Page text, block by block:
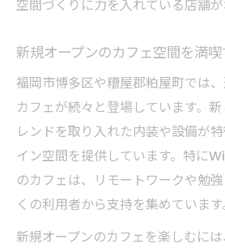
空間づくりに力を入れている店舗が
新規オープンのカフェ空間を満
福岡市博多区や糟屋郡粕屋町では
カフェが続々と登場しています。
レンドを取り入れた内装や設備が
イン空間を提供しています。特に
のカフェは、リモートワークや勉
くの利用者から支持を集めています
新規オープンのカフェを楽しむに